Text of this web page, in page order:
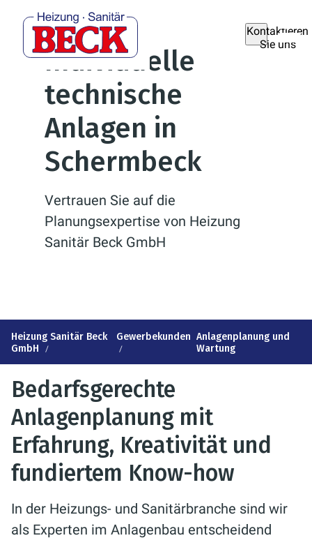
Kontaktieren
Sie uns
Individuelle
technische
Anlagen in
Schermbeck
Vertrauen Sie auf die
Planungsexpertise von Heizung
Sanitär Beck GmbH
Heizung Sanitär Beck
GmbH
Gewerbekunden Anlagenplanung und
Wartung
Bedarfsgerechte
Anlagenplanung mit
Erfahrung, Kreativität und
fundiertem Know-how
In der Heizungs- und Sanitärbranche sind wir
als Experten im Anlagenbau entscheidend